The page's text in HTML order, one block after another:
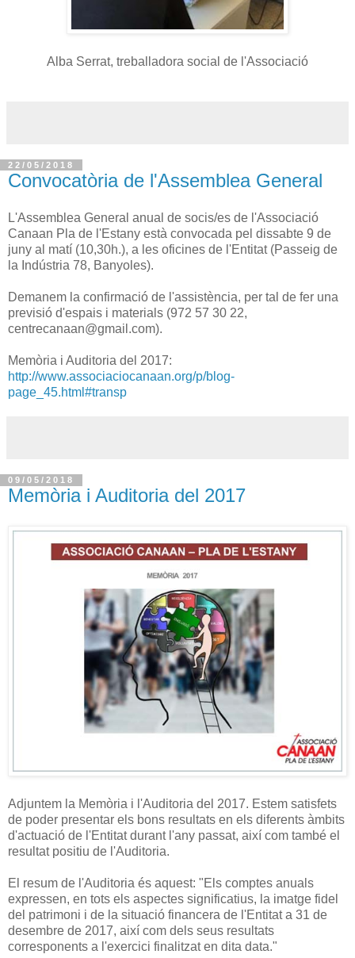
Alba Serrat, treballadora social de l'Associació
22/05/2018
Convocatòria de l'Assemblea General
L'Assemblea General anual de socis/es de l'Associació
Canaan Pla de l'Estany està convocada pel dissabte 9 de
juny al matí (10,30h.), a les oficines de l'Entitat (Passeig de
la Indústria 78, Banyoles).
Demanem la confirmació de l'assistència, per tal de fer una
previsió d'espais i materials (972 57 30 22,
centrecanaan@gmail.com).
Memòria i Auditoria del 2017:
http://www.associaciocanaan.org/p/blog-
page_45.html#transp
09/05/2018
Memòria i Auditoria del 2017
Adjuntem la Memòria i l'Auditoria del 2017. Estem satisfets
de poder presentar els bons resultats en els diferents àmbits
d'actuació de l'Entitat durant l'any passat, així com també el
resultat positiu de l'Auditoria.
El resum de l'Auditoria és aquest: "Els comptes anuals
expressen, en tots els aspectes significatius, la imatge fidel
del patrimoni i de la situació financera de l'Entitat a 31 de
desembre de 2017, així com dels seus resultats
corresponents a l'exercici finalitzat en dita data."